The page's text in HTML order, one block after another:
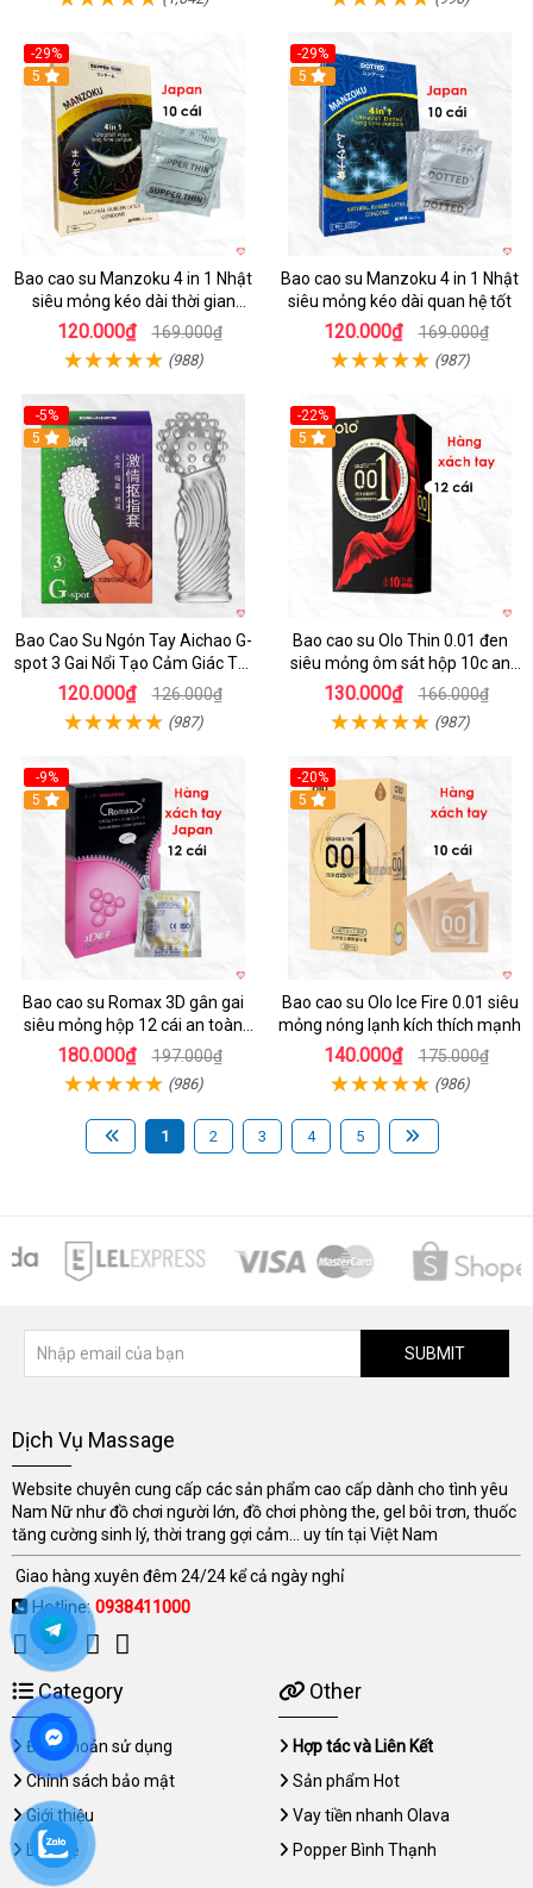
-29%
5
Bao cao su Manzoku 4 in 1 Nhật
siêu mỏng kéo dài thời gian
chính hãng
120.000₫ 169.000₫
(988)
-29%
5
Bao cao su Manzoku 4 in 1 Nhật
siêu mỏng kéo dài quan hệ tốt
120.000₫ 169.000₫
(987)
-5%
5
Bao Cao Su Ngón Tay Aichao G-
spot 3 Gai Nổi Tạo Cảm Giác Tột
Đỉnh
120.000₫ 126.000₫
(987)
-22%
5
Bao cao su Olo Thin 0.01 đen
siêu mỏng ôm sát hộp 10c an
toàn
130.000₫ 166.000₫
(987)
-9%
5
Bao cao su Romax 3D gân gai
siêu mỏng hộp 12 cái an toàn
chất lượng
180.000₫ 197.000₫
(986)
-20%
5
Bao cao su Olo Ice Fire 0.01 siêu
mỏng nóng lạnh kích thích mạnh
140.000₫ 175.000₫
(986)
1 2 3 4 5
SUBMIT
Dịch Vụ Massage
Website chuyên cung cấp các sản phẩm cao cấp dành cho tình yêu
Nam Nữ như đồ chơi người lớn, đồ chơi phòng the, gel bôi trơn, thuốc
tăng cường sinh lý, thời trang gợi cảm... uy tín tại Việt Nam
Giao hàng xuyên đêm 24/24 kể cả ngày nghỉ
Hotline:0938411000
Category
Điều khoản sử dụng
Chính sách bảo mật
Giới thiệu
Liên hệ
Other
Hợp tác và Liên Kết
Sản phẩm Hot
Vay tiền nhanh Olava
Popper Bình Thạnh